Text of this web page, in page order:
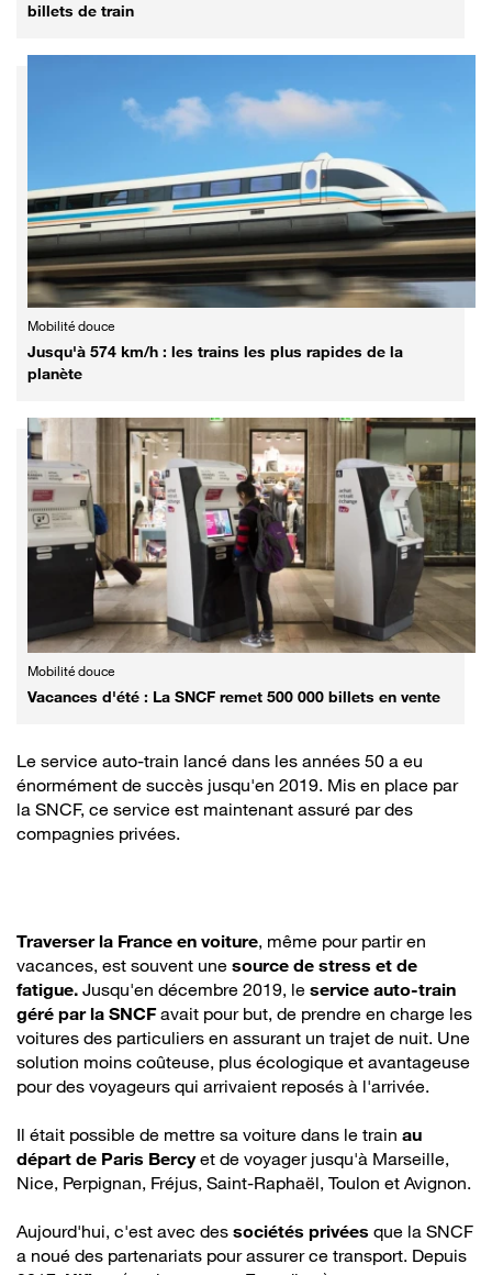
billets de train
Mobilité douce
Jusqu'à 574 km/h : les trains les plus rapides de la
planète
Mobilité douce
Vacances d'été : La SNCF remet 500 000 billets en vente
Le service auto-train lancé dans les années 50 a eu
énormément de succès jusqu'en 2019. Mis en place par
la SNCF, ce service est maintenant assuré par des
compagnies privées.
Traverser la France en voiture, même pour partir en
vacances, est souvent une source de stress et de
fatigue. Jusqu'en décembre 2019, le service auto-train
géré par la SNCFavait pour but, de prendre en charge les
voitures des particuliers en assurant un trajet de nuit. Une
solution moins coûteuse, plus écologique et avantageuse
pour des voyageurs qui arrivaient reposés à l'arrivée.
Il était possible de mettre sa voiture dans le train au
départ de Paris Bercyet de voyager jusqu'à Marseille,
Nice, Perpignan, Fréjus, Saint-Raphaël, Toulon et Avignon.
Aujourd'hui, c'est avec des sociétés privées que la SNCF
a noué des partenariats pour assurer ce transport. Depuis